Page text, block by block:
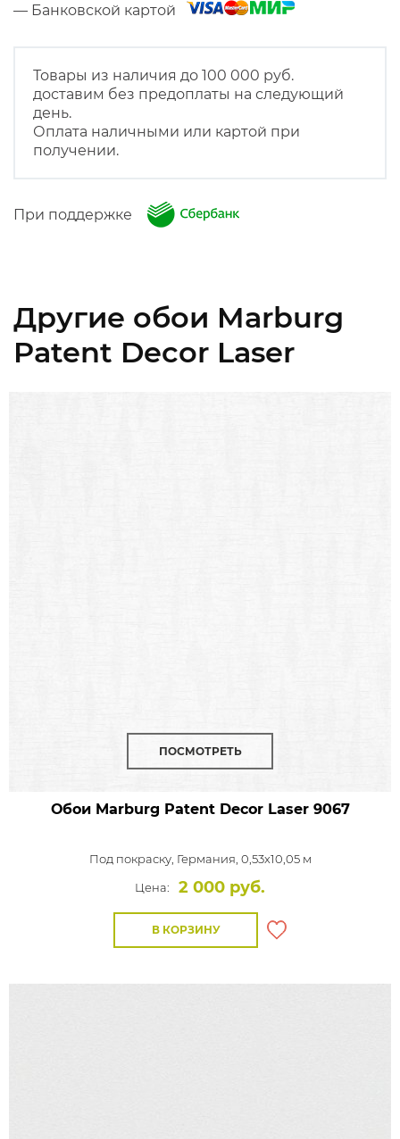
— Банковской картой
Товары из наличия до 100 000 руб.
доставим без предоплаты на следующий
день.
Оплата наличными или картой при
получении.
При поддержке
Другие обои Marburg
Patent Decor Laser
ПОСМОТРЕТЬ
Обои Marburg Patent Decor Laser9067
Под покраску, Германия, 0,53x10,05 м
Цена:
2 000 руб.
В КОРЗИНУ